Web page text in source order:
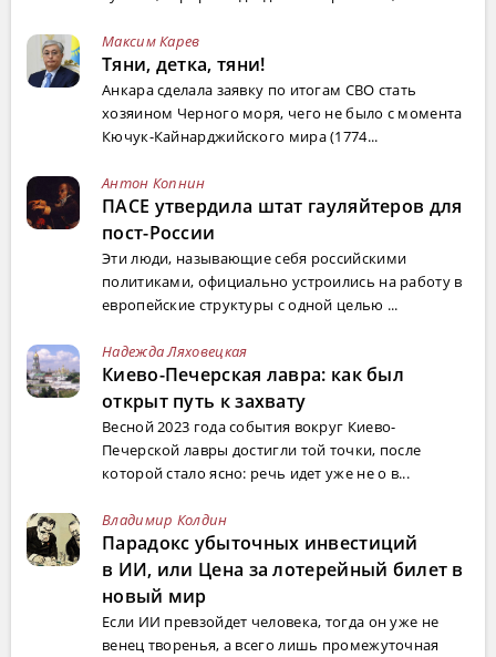
Максим Карев
Тяни, детка, тяни!
Анкара сделала заявку по итогам СВО стать
хозяином Черного моря, чего не было с момента
Кючук-Кайнарджийского мира (1774...
Антон Копнин
ПАСЕ утвердила штат гауляйтеров для
пост-России
Эти люди, называющие себя российскими
политиками, официально устроились на работу в
европейские структуры с одной целью ...
Надежда Ляховецкая
Киево-Печерская лавра: как был
открыт путь к захвату
Весной 2023 года события вокруг Киево-
Печерской лавры достигли той точки, после
которой стало ясно: речь идет уже не о в...
Владимир Колдин
Парадокс убыточных инвестиций
в ИИ, или Цена за лотерейный билет в
новый мир
Если ИИ превзойдет человека, тогда он уже не
венец творенья, а всего лишь промежуточная